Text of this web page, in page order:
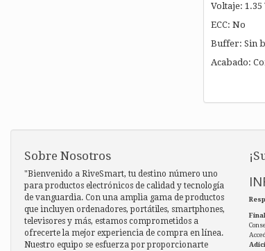
Voltaje: 1.35
ECC: No
Buffer: Sin
Acabado:
Sobre Nosotros
"Bienvenido a RiveSmart, tu destino número uno
para productos electrónicos de calidad y tecnología
de vanguardia. Con una amplia gama de productos
que incluyen ordenadores, portátiles, smartphones,
televisores y más, estamos comprometidos a
ofrecerte la mejor experiencia de compra en línea.
Nuestro equipo se esfuerza por proporcionarte